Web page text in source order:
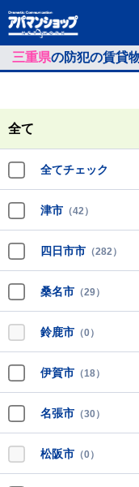
三重県の防犯の賃貸
全て
全てチェック
津市 （42）
四日市市 （282）
桑名市 （29）
鈴鹿市 （0）
伊賀市 （18）
名張市 （30）
松阪市 （0）